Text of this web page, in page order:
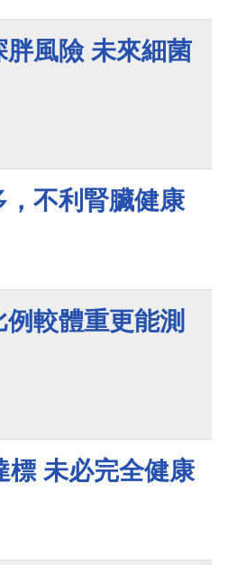
胖風險 未來細菌
，不利腎臟健康
較體重更能測
標 未必完全健康